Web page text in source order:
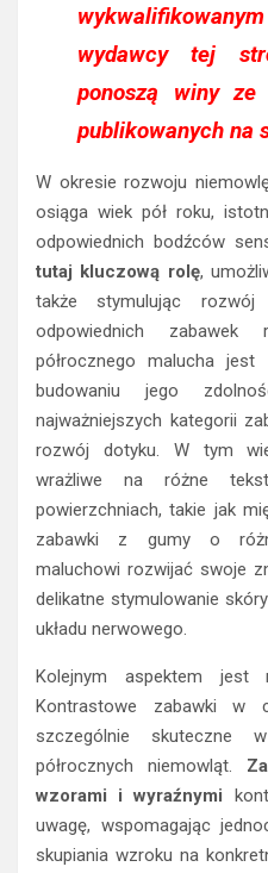
wydawcy tej
ponoszą winy ze
publikowanych na
W okresie rozwoju
osiąga wiek pół roku,
odpowiednich bodźców
tutaj kluczową rolę,
także stymulując rozwój
odpowiednich zabawek
półrocznego malucha
budowaniu jego
najważniejszych kategorii
rozwój dotyku. W tym
wrażliwe na różne
powierzchniach, takie jak
zabawki z gumy o
maluchowi rozwijać swoje
delikatne stymulowanie
układu nerwowego.
Kolejnym aspektem jest
Kontrastowe zabawki w
szczególnie skuteczne
półrocznych niemowląt.
wzorami i wyraźnymi
uwagę, wspomagając
skupiania wzroku na